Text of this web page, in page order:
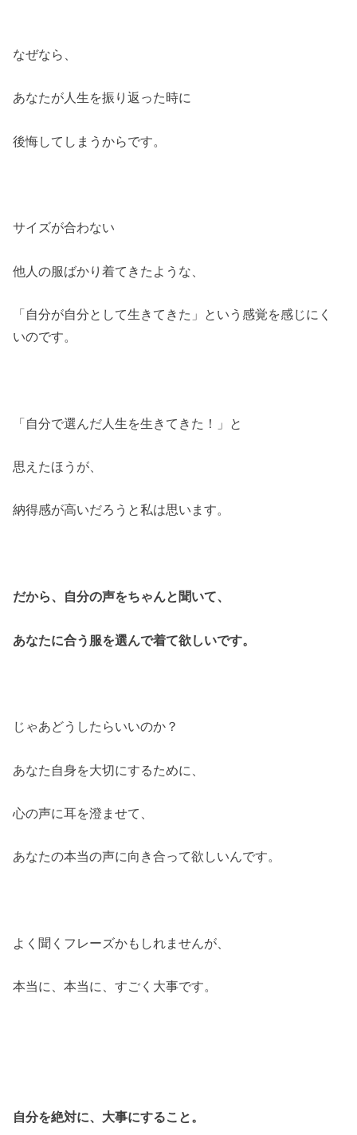
なぜなら、
あなたが人生を振り返った時に
後悔してしまうからです。
サイズが合わない
他人の服ばかり着てきたような、
「自分が自分として生きてきた」という感覚を感じにく
いのです。
「自分で選んだ人生を生きてきた！」と
思えたほうが、
納得感が高いだろうと私は思います。
だから、自分の声をちゃんと聞いて、
あなたに合う服を選んで着て欲しいです。
じゃあどうしたらいいのか？
あなた自身を大切にするために、
心の声に耳を澄ませて、
あなたの本当の声に向き合って欲しいんです。
よく聞くフレーズかもしれませんが、
本当に、本当に、すごく大事です。
自分を絶対に、大事にすること。